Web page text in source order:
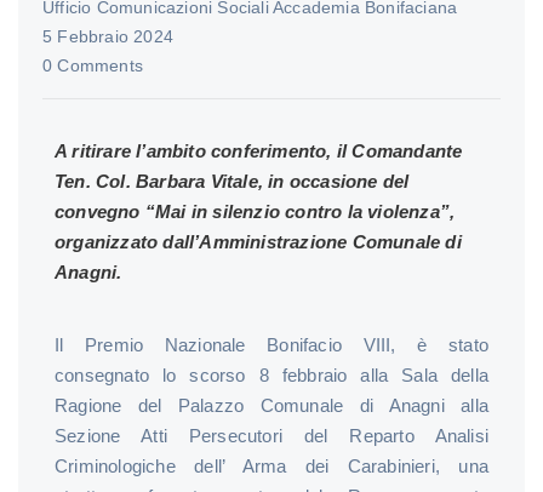
Ufficio Comunicazioni Sociali Accademia Bonifaciana
5 Febbraio 2024
0 Comments
A ritirare l’ambito conferimento, il Comandante
Ten. Col. Barbara Vitale, in occasione del
convegno “Mai in silenzio contro la violenza”,
organizzato dall’Amministrazione Comunale di
Anagni.
Il Premio Nazionale Bonifacio VIII, è stato
consegnato lo scorso 8 febbraio alla Sala della
Ragione del Palazzo Comunale di Anagni alla
Sezione Atti Persecutori del Reparto Analisi
Criminologiche dell’ Arma dei Carabinieri, una